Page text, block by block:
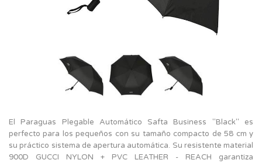
El Paraguas Plegable Automático Safta Business "Black" es
perfecto para los pequeños con su tamaño compacto de 58 cm y
su práctico sistema de apertura automática. Su resistente material
900D GUCCI NYLON + PVC LEATHER - REACH garantiza